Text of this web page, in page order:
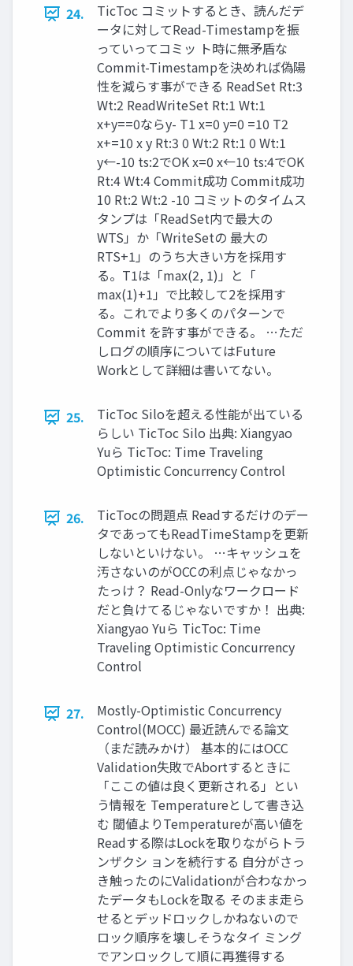
24.
TicToc コミットするとき、読んだデ
ータに対してRead-Timestampを振
っていってコミッ ト時に無矛盾な
Commit-Timestampを決めれば偽陽
性を減らす事ができる ReadSet Rt:3
Wt:2 ReadWriteSet Rt:1 Wt:1
x+y==0ならy- T1 x=0 y=0 =10 T2
x+=10 x y Rt:3 0 Wt:2 Rt:1 0 Wt:1
y←-10 ts:2でOK x=0 x←10 ts:4でOK
Rt:4 Wt:4 Commit成功 Commit成功
10 Rt:2 Wt:2 -10 コミットのタイムス
タンプは「ReadSet内で最大の
WTS」か「WriteSetの 最大の
RTS+1」のうち大きい方を採用す
る。T1は「max(2, 1)」と「
max(1)+1」で比較して2を採用す
る。これでより多くのパターンで
Commit を許す事ができる。 …ただ
しログの順序についてはFuture
Workとして詳細は書いてない。
25.
TicToc Siloを超える性能が出ている
らしい TicToc Silo 出典: Xiangyao
Yuら TicToc: Time Traveling
Optimistic Concurrency Control
26.
TicTocの問題点 Readするだけのデー
タであってもReadTimeStampを更新
しないといけない。 …キャッシュを
汚さないのがOCCの利点じゃなかっ
たっけ？ Read-Onlyなワークロード
だと負けてるじゃないですか！ 出典:
Xiangyao Yuら TicToc: Time
Traveling Optimistic Concurrency
Control
27.
Mostly-Optimistic Concurrency
Control(MOCC) 最近読んでる論文
（まだ読みかけ） 基本的にはOCC
Validation失敗でAbortするときに
「ここの値は良く更新される」とい
う情報を Temperatureとして書き込
む 閾値よりTemperatureが高い値を
Readする際はLockを取りながらトラ
ンザクシ ョンを続行する 自分がさっ
き触ったのにValidationが合わなかっ
たデータもLockを取る そのまま走ら
せるとデッドロックしかねないので
ロック順序を壊しそうなタイ ミング
でアンロックして順に再獲得する